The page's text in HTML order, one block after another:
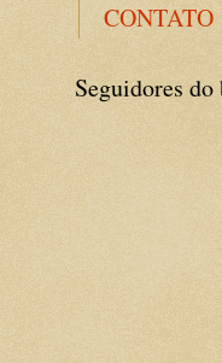
CONTATO
Seguidores